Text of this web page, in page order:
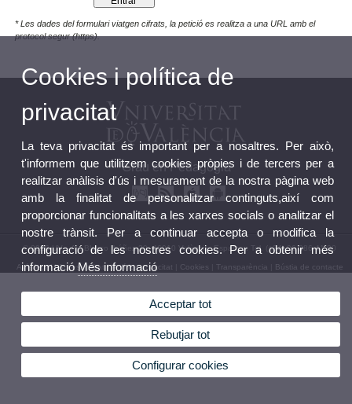
* Les dades del formulari viatgen cifrats, la petició es realitza a una URL amb el
protocol segur (https).
Grau en Pedagogia
© 2026 UV. - Av. Blasco Ibáñez 30, 46010 València. Espanya. Tel. (+34) 96 386 41 00
Avís legal|Accessibilitat|Política privacitat Cookies Transparència Bústia de contacte
Cookies i política de
privacitat
La teva privacitat és important per a nosaltres. Per això,
t'informem que utilitzem cookies pròpies i de tercers per a
realitzar anàlisis d'ús i mesurament de la nostra pàgina web
amb la finalitat de personalitzar continguts,així com
proporcionar funcionalitats a les xarxes socials o analitzar el
nostre trànsit. Per a continuar accepta o modifica la
configuració de les nostres cookies. Per a obtenir més
informació Més informació
Acceptar tot
Rebutjar tot
Configurar cookies